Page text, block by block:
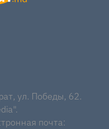
ул. Победы, 62.
почта: